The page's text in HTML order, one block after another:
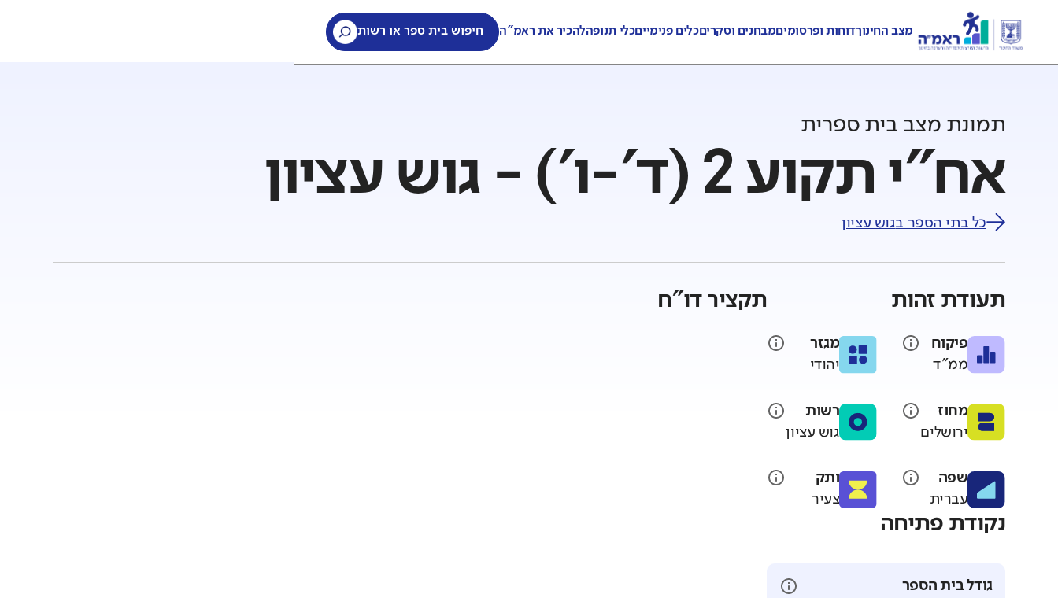
מצב החינוךדוחות ופרסומיםמבחנים וסקריםכלים פנימייםכלי תנופהלהכיר את ראמ"ה חיפוש בית ספר או רשות
תמונת מצב בית ספרית
אח"י תקוע 2 (ד'-ו') - גוש עציון
כל בתי הספר בגוש עציון
תעודת זהות
פיקוח
ממ"ד
מגזר
יהודי
מחוז
ירושלים
רשות
גוש עציון
שפה
עברית
ותק
צעיר
נקודת פתיחה
גודל בית הספר
תקציר דו"ח